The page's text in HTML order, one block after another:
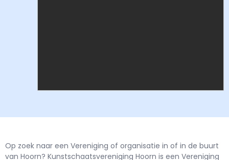
Op zoek naar een Vereniging of organisatie in of in de buurt
van Hoorn? Kunstschaatsvereniging Hoorn is een Vereniging